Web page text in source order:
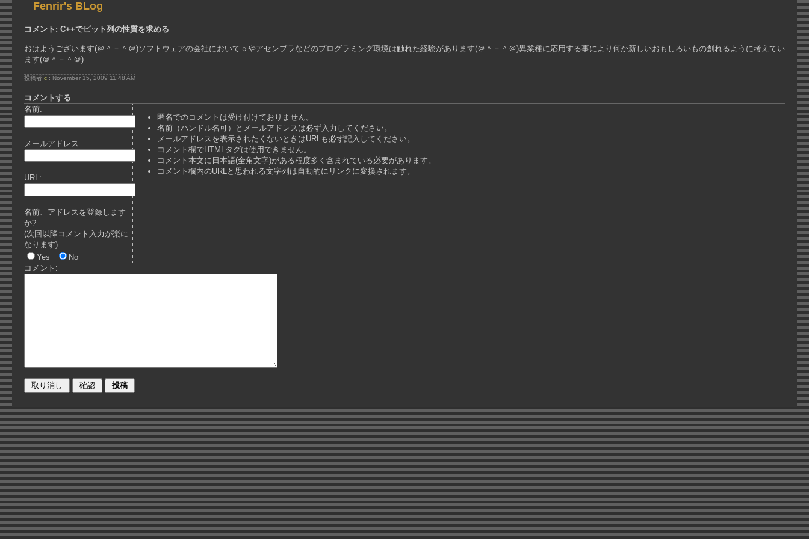
Fenrir's BLog
コメント: C++でビット列の性質を求める
おはようございます(＠＾－＾＠)ソフトウェアの会社においてｃやアセンブラなどのプログラミング環境は触れた経験があります(＠＾－＾＠)異業種に応用する事により何か新しいおもしろいもの創れるように考えてい
ます(＠＾－＾＠)
投稿者 c : November 15, 2009 11:48 AM
コメントする
名前:
メールアドレス
URL:
名前、アドレスを登録します
か?
(次回以降コメント入力が楽に
なります)
Yes
No
匿名でのコメントは受け付けておりません。
名前（ハンドル名可）とメールアドレスは必ず入力してください。
メールアドレスを表示されたくないときはURLも必ず記入してください。
コメント欄でHTMLタグは使用できません。
コメント本文に日本語(全角文字)がある程度多く含まれている必要があります。
コメント欄内のURLと思われる文字列は自動的にリンクに変換されます。
コメント: